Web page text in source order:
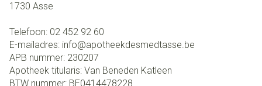
1730 Asse
Telefoon: 02 452 92 60
E-mailadres: info@apotheekdesmedtasse.be
APB nummer: 230207
Apotheek titularis: Van Beneden Katleen
BTW nummer: BE0414478228